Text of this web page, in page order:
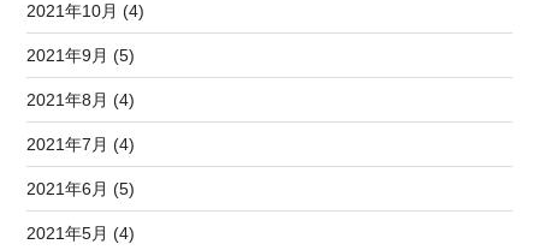
2021年10月 (4)
2021年9月 (5)
2021年8月 (4)
2021年7月 (4)
2021年6月 (5)
2021年5月 (4)